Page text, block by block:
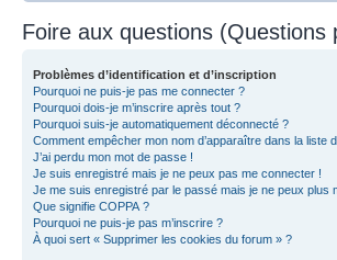
Foire aux questions (Questions
Problèmes d’identification et d’inscription
Pourquoi ne puis-je pas me connecter ?
Pourquoi dois-je m’inscrire après tout ?
Pourquoi suis-je automatiquement déconnecté ?
Comment empêcher mon nom d’apparaître dans la liste
J’ai perdu mon mot de passe !
Je suis enregistré mais je ne peux pas me connecter !
Je me suis enregistré par le passé mais je ne peux plus
Que signifie COPPA ?
Pourquoi ne puis-je pas m’inscrire ?
À quoi sert « Supprimer les cookies du forum » ?